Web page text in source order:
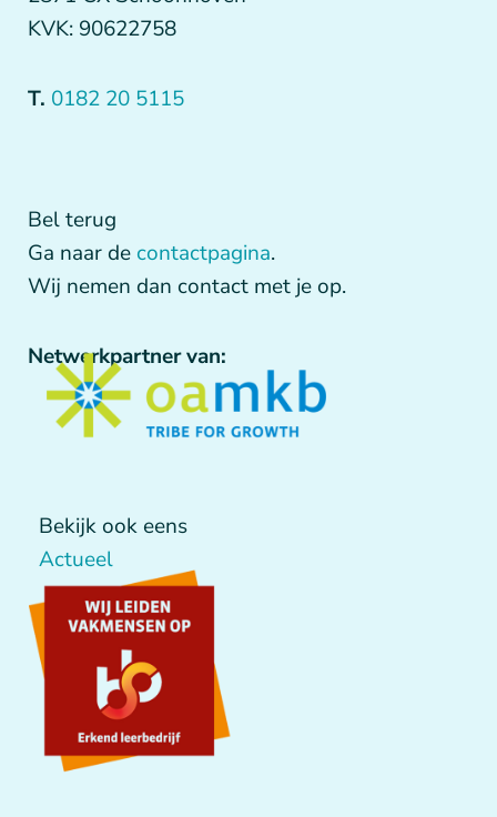
KVK: 90622758
T. 0182 20 5115
Bel terug
Ga naar de contactpagina.
Wij nemen dan contact met je op.
Netwerkpartner van:
Bekijk ook eens
Actueel